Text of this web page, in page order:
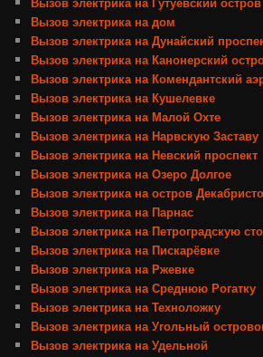
Вызов электрика на дом
Вызов электрика на Дунайский
Вызов электрика на Канонерский
Вызов электрика на Комендантский
Вызов электрика на Кушелевке
Вызов электрика на Малой Охте
Вызов электрика на Нарвскую Заставу
Вызов электрика на Невский проспект
Вызов электрика на Озеро Долгое
Вызов электрика на остров
Вызов электрика на Парнас
Вызов электрика на Петроградскую
Вызов электрика на Пискарёвке
Вызов электрика на Ржевке
Вызов электрика на Среднюю Рогатку
Вызов электрика на Техноложку
Вызов электрика на Угольный
Вызов электрика на Удельной